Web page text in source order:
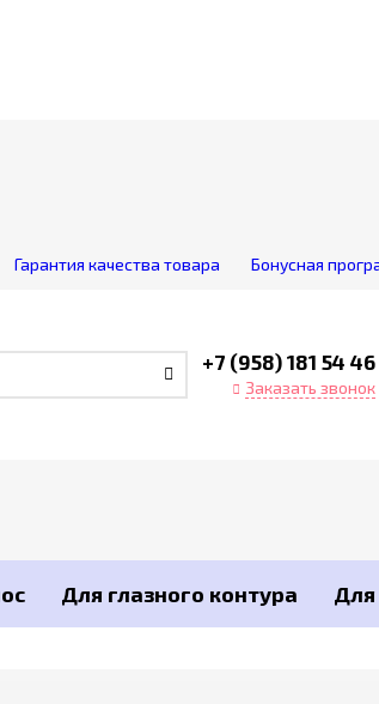
Гарантия качества товара Бонусная
+7 (958) 181 54 46
Заказать звонок
Для глазного контура